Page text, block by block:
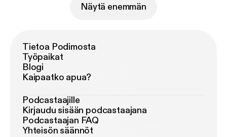
Näytä enemmän
Tietoa Podimosta
Työpaikat
Blogi
Kaipaatko apua?
Podcastaajille
Kirjaudu sisään podcastaajana
Podcastaajan FAQ
Yhteisön säännöt